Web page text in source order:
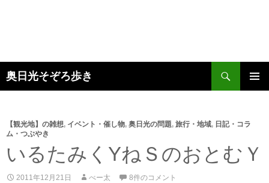
奥日光そぞろ歩き
索
ン
ツ
へ
ス
キ
【観光地】の雑想, イベント・催し物, 奥日光の問題, 旅行・地域, 日記・コラ
ム・つぶやき
いるたみくYねＳのおとむＹ
2011年12月21日 べー太 8件のコメント